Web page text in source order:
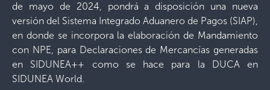
de mayo de 2024, pondrá a disposición una nueva
versión del Sistema Integrado Aduanero de Pagos (SIAP),
en donde se incorpora la elaboración de Mandamiento
con NPE, para Declaraciones de Mercancías generadas
en SIDUNEA++ como se hace para la DUCA en
SIDUNEA World.